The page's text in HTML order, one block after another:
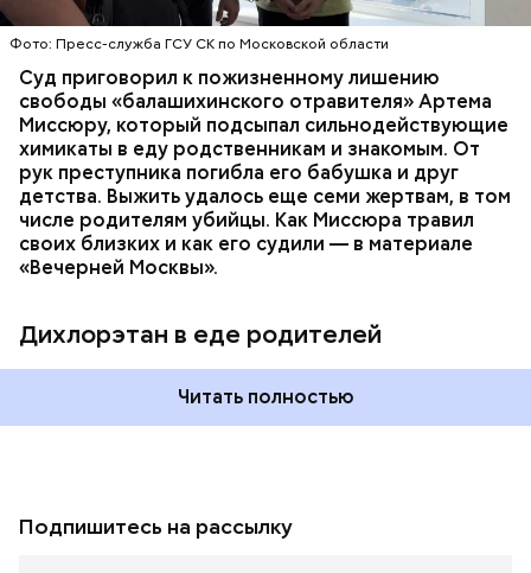
Фото: Пресс-служба ГСУ СК по Московской области
Суд приговорил к пожизненному лишению
свободы «балашихинского отравителя» Артема
Миссюру, который подсыпал сильнодействующие
химикаты в еду родственникам и знакомым. От
рук преступника погибла его бабушка и друг
детства. Выжить удалось еще семи жертвам, в том
числе родителям убийцы. Как Миссюра травил
своих близких и как его судили — в материале
«Вечерней Москвы».
Дихлорэтан в еде родителей
организм супругов случайно. То же самое вещество
нашли в еде, изъятой из квартиры пострадавших.
Читать полностью
Подпишитесь на рассылку